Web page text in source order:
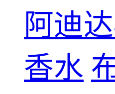
阿迪
香水